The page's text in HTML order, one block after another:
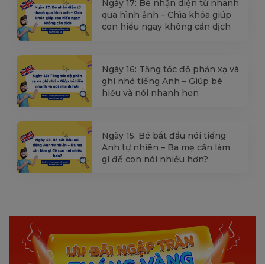
Ngày 17: Bé nhận diện từ nhanh
qua hình ảnh – Chìa khóa giúp
con hiểu ngay không cần dịch
Ngày 16: Tăng tốc độ phản xạ và
ghi nhớ tiếng Anh – Giúp bé
hiểu và nói nhanh hơn
Ngày 15: Bé bắt đầu nói tiếng
Anh tự nhiên – Ba mẹ cần làm
gì để con nói nhiều hơn?